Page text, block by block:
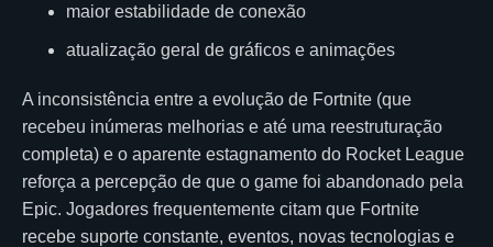
maior estabilidade de conexão
atualização geral de gráficos e animações
A inconsistência entre a evolução de Fortnite (que
recebeu inúmeras melhorias e até uma reestruturação
completa) e o aparente estagnamento do Rocket League
reforça a percepção de que o game foi abandonado pela
Epic. Jogadores frequentemente citam que Fortnite
recebe suporte constante, eventos, novas tecnologias e